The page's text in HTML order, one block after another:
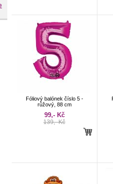
Fóliový balónek číslo 5 -
růžový, 88 cm
99,- Kč
139,- Kč